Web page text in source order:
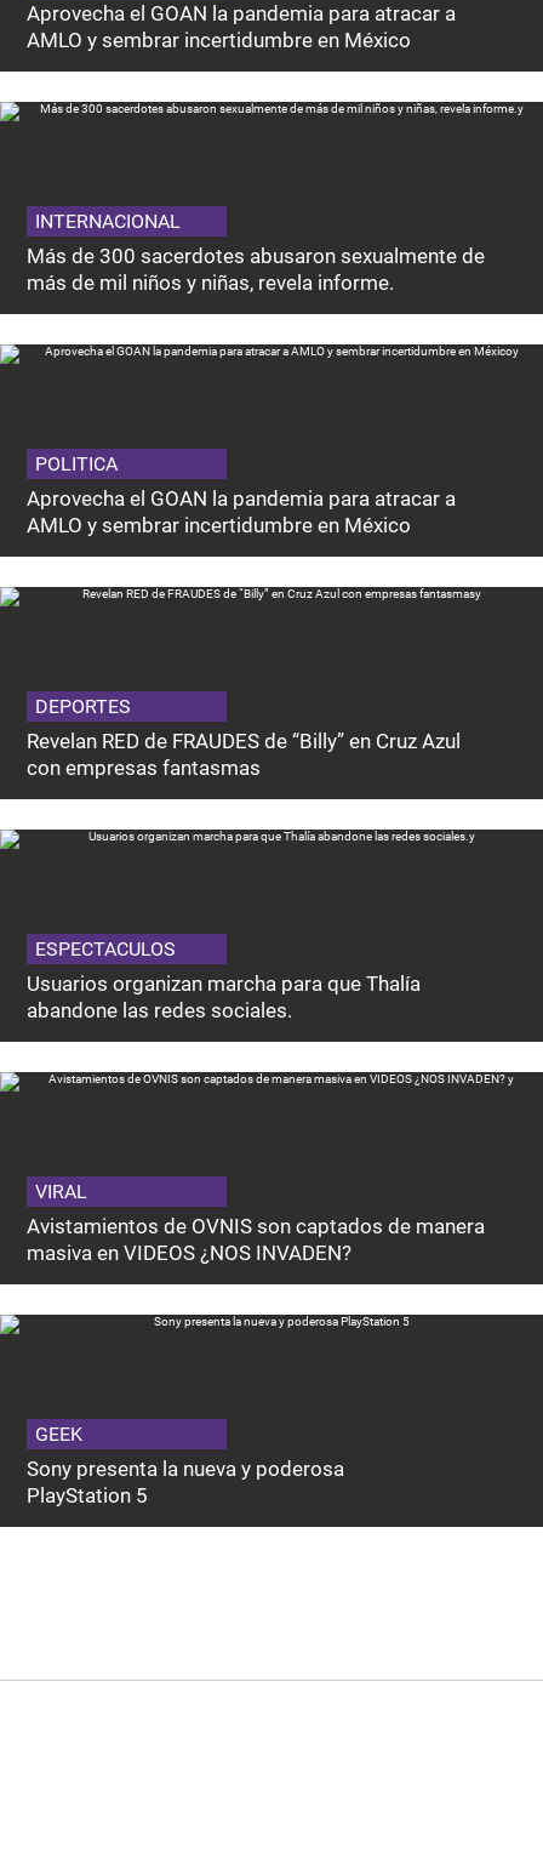
Aprovecha el GOAN la pandemia para atracar a
AMLO y sembrar incertidumbre en México
INTERNACIONAL
Más de 300 sacerdotes abusaron sexualmente de
más de mil niños y niñas, revela informe.
POLITICA
Aprovecha el GOAN la pandemia para atracar a
AMLO y sembrar incertidumbre en México
DEPORTES
Revelan RED de FRAUDES de “Billy” en Cruz Azul
con empresas fantasmas
ESPECTACULOS
Usuarios organizan marcha para que Thalía
abandone las redes sociales.
VIRAL
Avistamientos de OVNIS son captados de manera
masiva en VIDEOS ¿NOS INVADEN?
GEEK
Sony presenta la nueva y poderosa
PlayStation 5